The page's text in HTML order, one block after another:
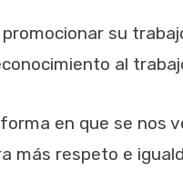
su
al
en que se nos
más respeto e